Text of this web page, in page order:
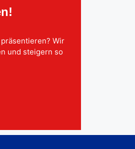
Wir
und steigern so